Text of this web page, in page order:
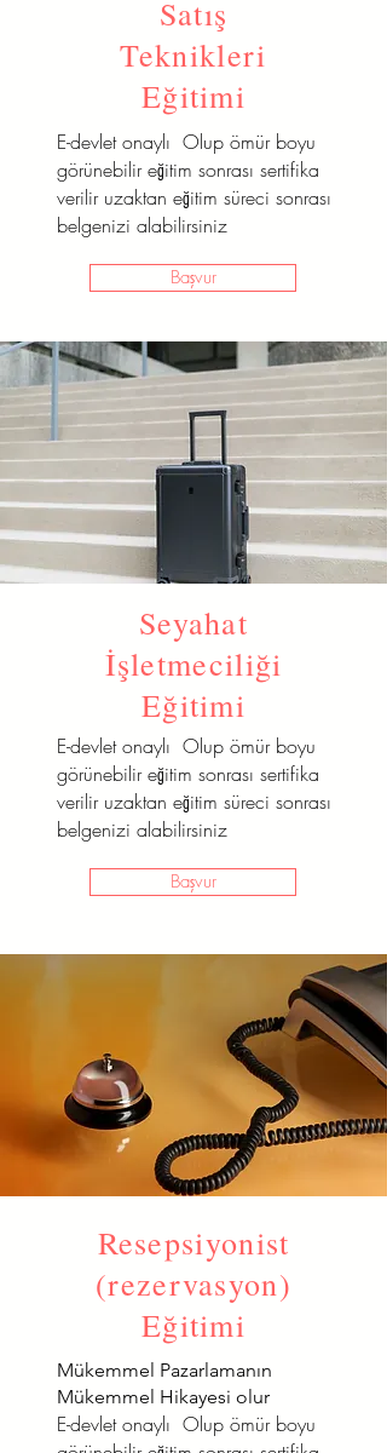
Satış
Teknikleri
Eğitimi
E-devlet onaylı Olup ömür boyu
görünebilir eğitim sonrası sertifika
verilir uzaktan eğitim süreci sonrası
belgenizi alabilirsiniz
Başvur
Seyahat
İşletmeciliği
Eğitimi
E-devlet onaylı Olup ömür boyu
görünebilir eğitim sonrası sertifika
verilir uzaktan eğitim süreci sonrası
belgenizi alabilirsiniz
Başvur
Resepsiyonist
(rezervasyon)
Eğitimi
Mükemmel Pazarlamanın
Mükemmel Hikayesi olur
E-devlet onaylı Olup ömür boyu